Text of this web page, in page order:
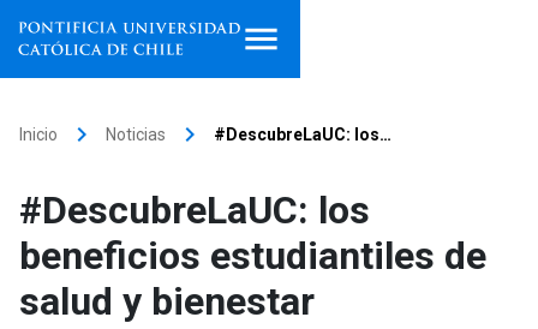
Facultades, escuelas e
institutos
Investigación
Inicio keyboard_arrow_right Noticias keyboard_arrow_right #DescubreLaUC: los…
#DescubreLaUC: los
beneficios estudiantiles de
salud y bienestar